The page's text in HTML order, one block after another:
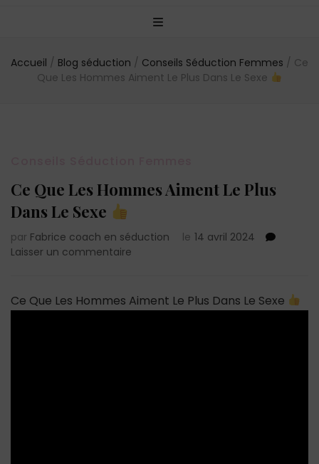
Accueil / Blog séduction / Conseils Séduction Femmes / Ce
Que Les Hommes Aiment Le Plus Dans Le Sexe
Ce Que Les Hommes Aiment Le Plus
Dans Le Sexe
par Fabrice coach en séduction le 14 avril 2024
Laisser un commentaire
Les
Hommes
Ce Que Les Hommes Aiment Le Plus Dans Le Sexe